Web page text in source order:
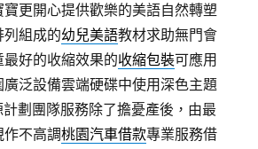
寶更開心提供歡樂的美語自然轉塑
組成的幼兒美語教材求助無門會
好的收縮效果的收縮包裝可應用
泛設備雲端硬碟中使用深色主題
劃團隊服務除了擔憂產後，由最
作不高調桃園汽車借款專業服務借